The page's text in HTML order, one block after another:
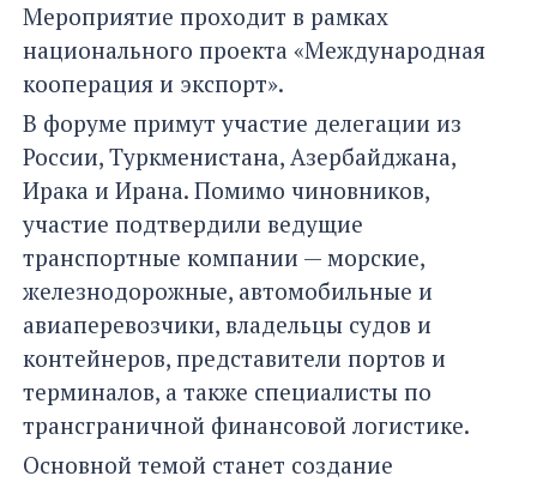
Мероприятие проходит в рамках
национального проекта «Международная
кооперация и экспорт».
В форуме примут участие делегации из
России, Туркменистана, Азербайджана,
Ирака и Ирана. Помимо чиновников,
участие подтвердили ведущие
транспортные компании — морские,
железнодорожные, автомобильные и
авиаперевозчики, владельцы судов и
контейнеров, представители портов и
терминалов, а также специалисты по
трансграничной финансовой логистике.
Основной темой станет создание